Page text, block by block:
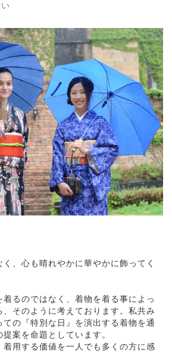
、心も晴れやかに華やかに飾ってく
るのではなく、着物を着る事によっ
そのように考えております。私共み
の『特別な日』を演出する着物を通
案を命題としています。
着用する価値を一人でも多くの方に感